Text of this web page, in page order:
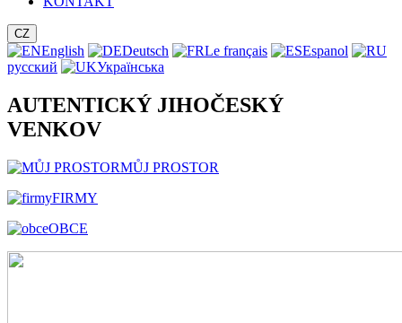
CZ
English Deutsch Le français
Espanol
русский
Українська
AUTENTICKÝ JIHOČESKÝ
VENKOV
MŮJ PROSTOR
FIRMY
OBCE